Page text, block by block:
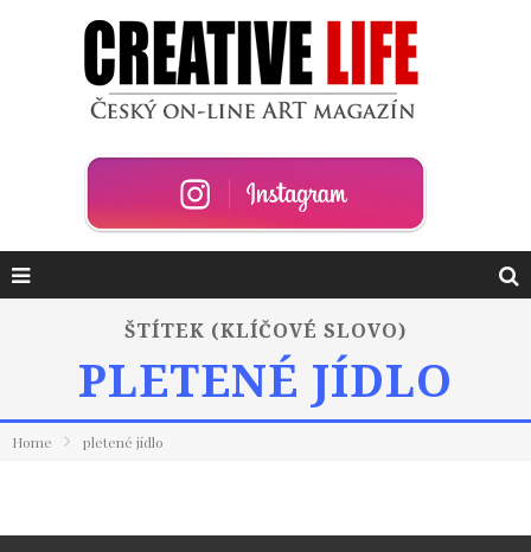
ŠTÍTEK (KLÍČOVÉ SLOVO)
PLETENÉ JÍDLO
Home pletené jídlo